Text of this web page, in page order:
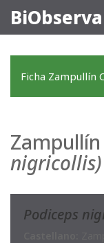
Ficha Zampullín
nigricollis)
Podiceps